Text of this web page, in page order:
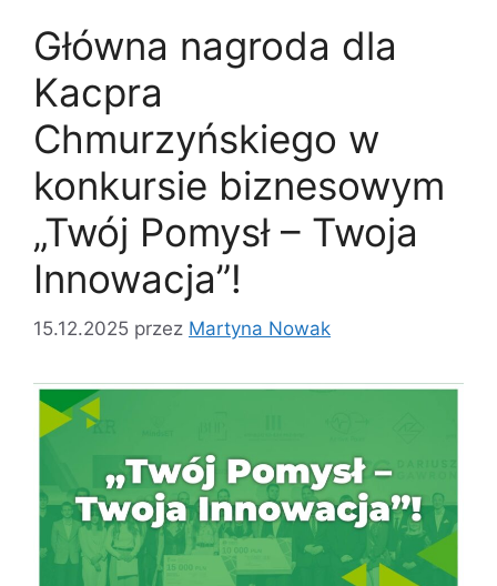
Główna nagroda dla
Kacpra
Chmurzyńskiego w
konkursie biznesowym
„Twój Pomysł – Twoja
Innowacja”!
15.12.2025 przez Martyna Nowak